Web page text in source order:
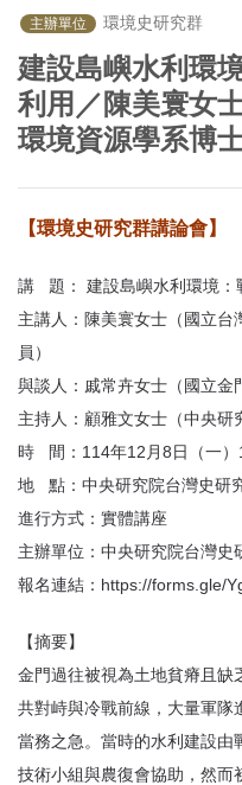
主辦單位 環境史研究群
建設島嶼水利環
利用／陳美寰女
環境資源學系博
【環境史研究群講論會】
講 題： 建設島嶼水利環境：
主講人：陳美寰女士（國立
員）
與談人：戚常卉女士（國立金
主持人：顧雅文女士（中央研
時 間：114年12月8日（一）
地 點：中央研究院台灣史研
進行方式：實體講座
主辦單位：中央研究院台灣史
報名連結：https://forms.gle/
【摘要】
金門過往被視為土地貧瘠且缺
共對峙與冷戰前線，大量軍隊
當務之急。當時的水利建設由
技術小組與農復會協助，然而